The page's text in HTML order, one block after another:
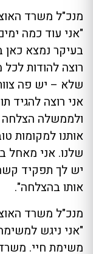
מנכ"ל משרד
בעיקר נמצא כאן
רוצה להודות
שלא – יש פה
אני רוצה להגיד
ולממשלה
אותנו למקומות
שלנו. אני מאחל
יש לך תפקיד
אותו בהצלחה".
מנכ"ל משרד
"אני ניגש
משימת חיי. משרד